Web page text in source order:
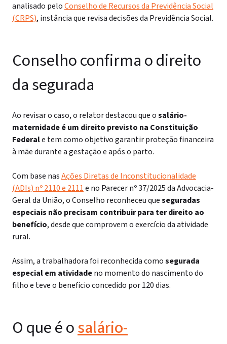
analisado peloConselho de Recursos da Previdência Social
(CRPS), instância que revisa decisões da Previdência Social.
Conselho confirma o direito
da segurada
Ao revisar o caso, o relator destacou que osalário-
maternidade é um direito previsto na Constituição
Federale tem como objetivo garantir proteção financeira
à mãe durante a gestação e após o parto.
Com base nasAções Diretas de Inconstitucionalidade
(ADIs) nº 2110 e 2111e no Parecer nº 37/2025 da Advocacia-
Geral da União, o Conselho reconheceu queseguradas
especiais não precisam contribuir para ter direito ao
benefício, desde que comprovem o exercício da atividade
rural.
Assim, a trabalhadora foi reconhecida comosegurada
especial em atividadeno momento do nascimento do
filho e teve o benefício concedido por 120 dias.
O que é osalário-